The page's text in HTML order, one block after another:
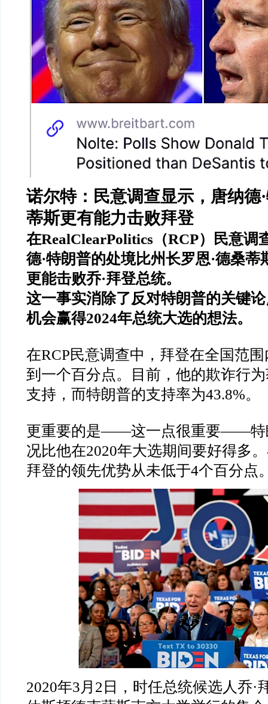
诺尔特：民意调查显示，唐纳德·
蒂斯更有能力击败拜登
在RealClearPolitics （RCP）民意调
德·特朗普的处境比州长罗恩·德桑蒂
更能击败乔·拜登总统。
这一事实消除了反对特朗普的关键
机会赢得2024年总统大选的想法。
在RCP民意调查中，拜登在全国范
到一个百分点。目前，他的欺诈行
支持，而特朗普的支持率为43.8%。
更重要的是——这一点很重要——
况比他在2020年大选期间要好得多
拜登的领先优势从未低于4个百分点
2020年3 月 2 日，时任总统候选人乔·